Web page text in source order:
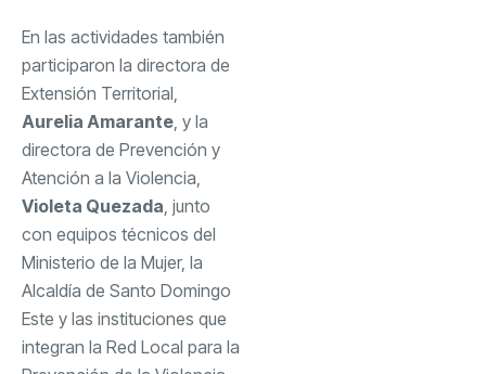
En las actividades también
participaron la directora de
Extensión Territorial,
Aurelia Amarante, y la
directora de Prevención y
Atención a la Violencia,
Violeta Quezada, junto
con equipos técnicos del
Ministerio de la Mujer, la
Alcaldía de Santo Domingo
Este y las instituciones que
integran la Red Local para la